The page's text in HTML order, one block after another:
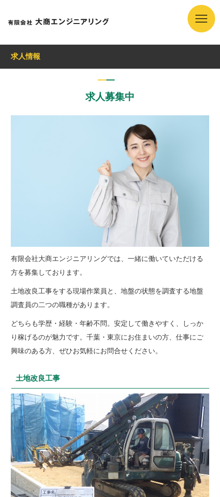
求人情報
求人募集中
有限会社大商エンジニアリングでは、一緒に働いていただける
方を募集しております。
土地改良工事をする現場作業員と、地盤の状態を調査する地盤
調査員の二つの職種があります。
どちらも学歴・経験・年齢不問。安定して働きやすく、しっか
り稼げるのが魅力です。千葉・東京にお住まいの方、仕事にご
興味のある方、ぜひお気軽にお問合せください。
土地改良工事